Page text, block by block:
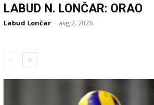
LABUD N. LONČAR: ORAO
Labud Lončar - avg 2, 2026